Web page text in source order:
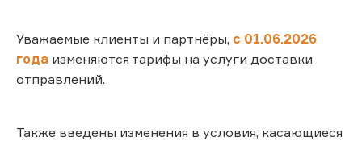
Уважаемые клиенты и партнёры, с 01.06.2026
года изменяются тарифы на услуги доставки
отправлений.
Также введены изменения в условия, касающиеся